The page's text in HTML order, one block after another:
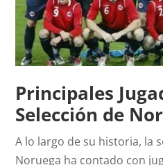
Principales
Selección de
A lo largo de su historia, la
Noruega ha contado con